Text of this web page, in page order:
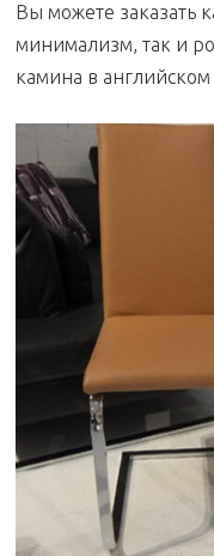
Вы можете заказать
минимализм, так и
камина в английском